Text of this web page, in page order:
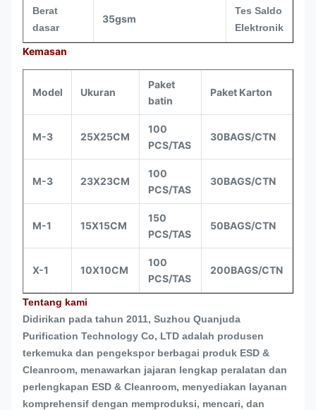
Berat
dasar
35gsm
Tes Saldo
Elektronik
Kemasan
Model Ukuran
Paket
batin
Paket Karton
M-3 25X25CM
100
PCS/TAS
30BAGS/CTN
M-3 23X23CM
100
PCS/TAS
30BAGS/CTN
M-1 15X15CM
150
PCS/TAS
50BAGS/CTN
X-1 10X10CM
100
PCS/TAS
200BAGS/CTN
Tentang kami
Didirikan pada tahun 2011, Suzhou Quanjuda
Purification Technology Co, LTD adalah produsen
terkemuka dan pengekspor berbagai produk ESD &
Cleanroom, menawarkan jajaran lengkap peralatan dan
perlengkapan ESD & Cleanroom, menyediakan layanan
komprehensif dengan memproduksi, mencari, dan